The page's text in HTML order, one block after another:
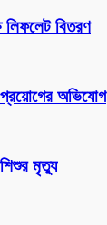
লিফলেট বিতরণ
প্রয়োগের অভিযোগ
মৃত্যু